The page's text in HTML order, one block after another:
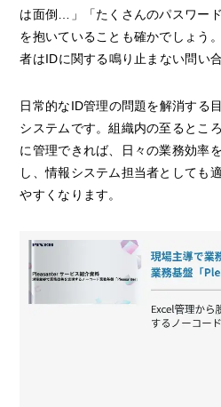
は面倒…」「たくさんのパスワー
を抱いていることも確かでしょう
者はIDに関する鳴り止まない問い
日常的なID管理の問題を解消する
システムです。組織内の至るとこ
に管理できれば、日々の業務効率
し、情報システム担当者としても
やすくなります。